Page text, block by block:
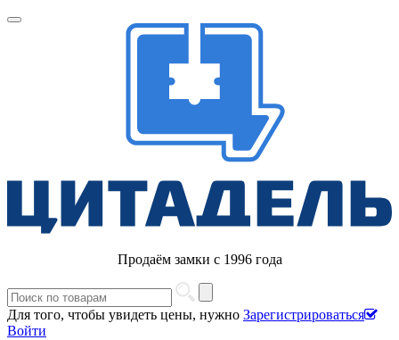
Продаём замки с 1996 года
Для того, чтобы увидеть цены, нужно Зарегистрироваться
Войти